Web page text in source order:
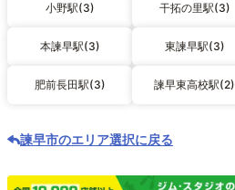
小野駅(3) 干拓の里駅(3)
本諫早駅(3) 東諫早駅(3)
肥前長田駅(3) 諫早東高校駅(2)
諫早市のエリア選択に戻る